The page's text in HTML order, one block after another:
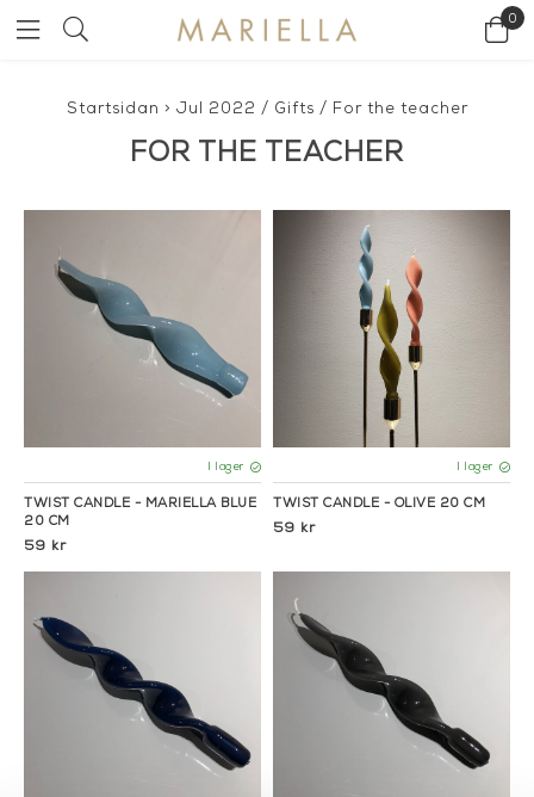
0
Startsidan > Jul 2022 / Gifts / For the teacher
FOR THE TEACHER
I lager
TWIST CANDLE - MARIELLA BLUE
20 CM
59 kr
I lager
TWIST CANDLE - OLIVE 20 CM
59 kr